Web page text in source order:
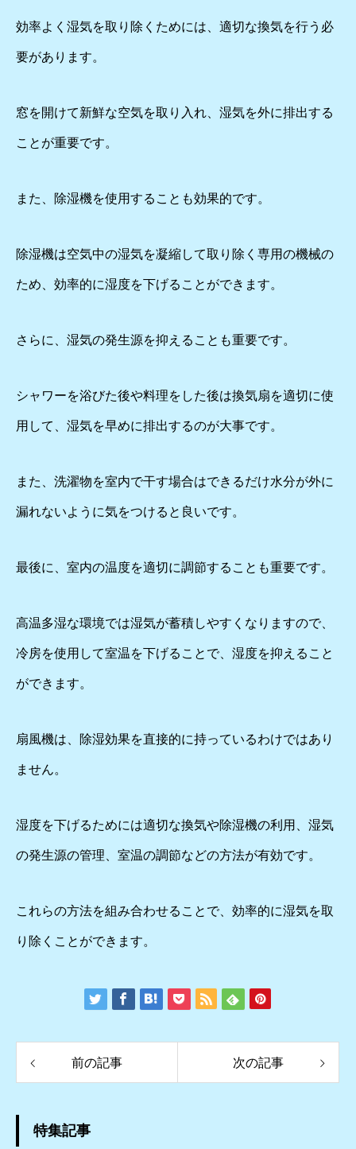
効率よく湿気を取り除くためには、適切な換気を行う必
要があります。
窓を開けて新鮮な空気を取り入れ、湿気を外に排出する
ことが重要です。
また、除湿機を使用することも効果的です。
除湿機は空気中の湿気を凝縮して取り除く専用の機械の
ため、効率的に湿度を下げることができます。
さらに、湿気の発生源を抑えることも重要です。
シャワーを浴びた後や料理をした後は換気扇を適切に使
用して、湿気を早めに排出するのが大事です。
また、洗濯物を室内で干す場合はできるだけ水分が外に
漏れないように気をつけると良いです。
最後に、室内の温度を適切に調節することも重要です。
高温多湿な環境では湿気が蓄積しやすくなりますので、
冷房を使用して室温を下げることで、湿度を抑えること
ができます。
扇風機は、除湿効果を直接的に持っているわけではあり
ません。
湿度を下げるためには適切な換気や除湿機の利用、湿気
の発生源の管理、室温の調節などの方法が有効です。
これらの方法を組み合わせることで、効率的に湿気を取
り除くことができます。
前の記事 次の記事
特集記事